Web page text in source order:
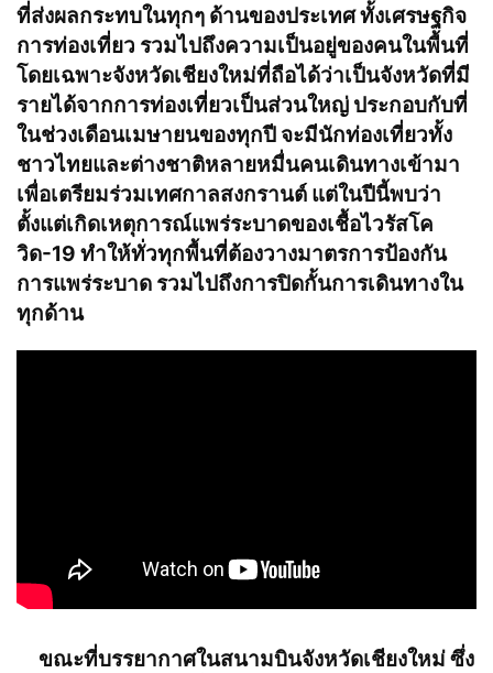
ที่ส่งผลกระทบในทุกๆ ด้านของประเทศ ทั้งเศรษฐกิจ
การท่องเที่ยว รวมไปถึงความเป็นอยู่ของคนในพื้นที่
โดยเฉพาะจังหวัดเชียงใหม่ที่ถือได้ว่าเป็นจังหวัดที่มี
รายได้จากการท่องเที่ยวเป็นส่วนใหญ่ ประกอบกับที่
ในช่วงเดือนเมษายนของทุกปี จะมีนักท่องเที่ยวทั้ง
ชาวไทยและต่างชาติหลายหมื่นคนเดินทางเข้ามา
เพื่อเตรียมร่วมเทศกาลสงกรานต์ แต่ในปีนี้พบว่า
ตั้งแต่เกิดเหตุการณ์แพร่ระบาดของเชื้อไวรัสโค
วิด-19 ทำให้ทั่วทุกพื้นที่ต้องวางมาตรการป้องกัน
การแพร่ระบาด รวมไปถึงการปิดกั้นการเดินทางใน
ทุกด้าน
ขณะที่บรรยากาศในสนามบินจังหวัดเชียงใหม่ ซึ่ง